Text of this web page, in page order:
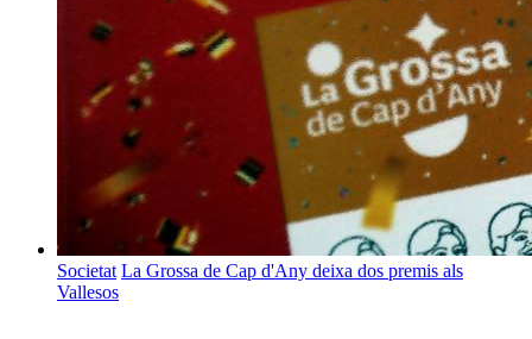
Societat La Grossa de Cap d'Any deixa dos premis als
Vallesos